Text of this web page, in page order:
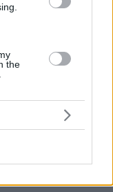
the
μου και να δίνω το
μου, γι’ αυτό
κόσμος. Σκέφτομαι
δίπλα τους και
ιδιαίτερη σχέση
Το ότι υπάρχει
το κάνουν όλα τα
Γι’ αυτό η ομάδα
φτάσει τόσο ψηλά.